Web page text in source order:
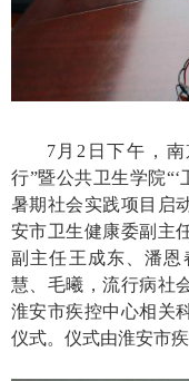
7月 2 日下午，
行”暨公共卫生学院
暑期社会实践项目启
安市卫生健康委副主
副主任王成东、潘
慧、毛曦，流行病社
淮安市疾控中心相关
仪式。仪式由淮安市